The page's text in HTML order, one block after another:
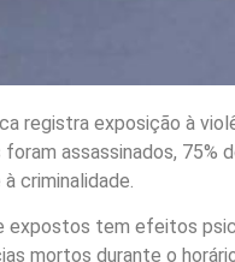
registra exposição à
assassinados, 75%
criminalidade.
tem efeitos
mortos durante o